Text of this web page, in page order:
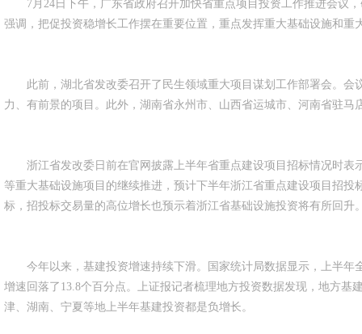
7月24日下午，广东省政府召开加快省重点项目投资工作推进会议，
强调，把促投资稳增长工作摆在重要位置，重点发挥重大基础设施和重
此前，湖北省发改委召开了民生领域重大项目谋划工作部署会。会
力、有前景的项目。此外，湖南省永州市、山西省运城市、河南省驻马
浙江省发改委日前在官网披露上半年省重点建设项目招标情况时表
等重大基础设施项目的继续推进，预计下半年浙江省重点建设项目招
标，招投标交易量的高位增长也预示着浙江省基础设施投资将有所回升
今年以来，基建投资增速持续下滑。国家统计局数据显示，上半年
增速回落了13.8个百分点。上证报记者梳理地方投资数据发现，地方基
津、湖南、宁夏等地上半年基建投资都是负增长。